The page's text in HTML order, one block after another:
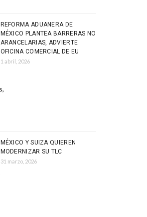
REFORMA ADUANERA DE
MÉXICO PLANTEA BARRERAS NO
ARANCELARIAS, ADVIERTE
OFICINA COMERCIAL DE EU
1 abril, 2026
MÉXICO Y SUIZA QUIEREN
MODERNIZAR SU TLC
31 marzo, 2026